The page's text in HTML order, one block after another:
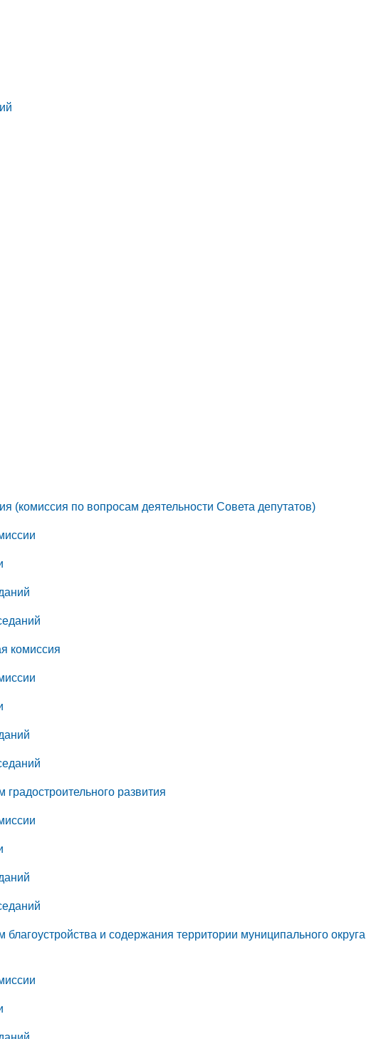
(комиссия по вопросам деятельности Совета депутатов)
комиссия
развития
благоустройства и содержания территории муниципального округа